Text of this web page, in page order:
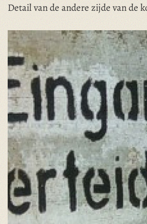
Detail van de andere zijde van de